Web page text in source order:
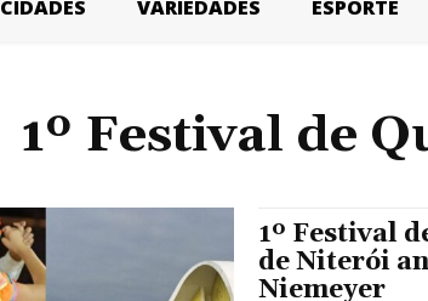
CIDADES VARIEDADES ESPORTE
1º Festival de
1º Festival
de Niterói
Niemeyer